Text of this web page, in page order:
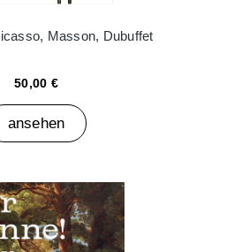
Masson, Dubuffet
50,00 €
ansehen